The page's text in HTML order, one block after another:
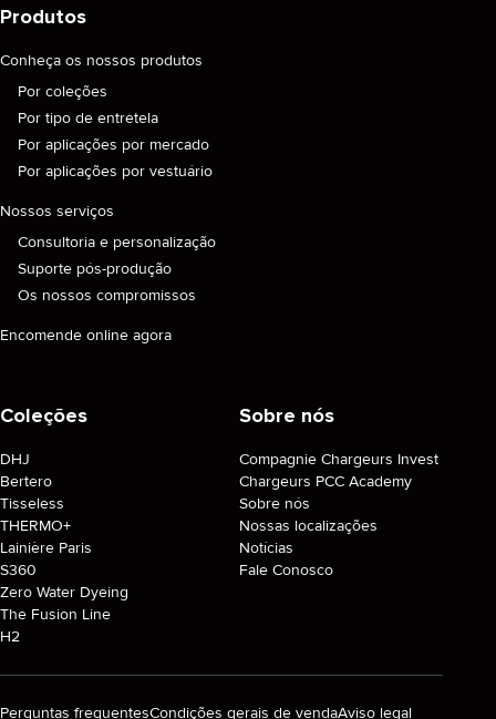
Produtos
Conheça os nossos produtos
Por coleções
Por tipo de entretela
Por aplicações por mercado
Por aplicações por vestuário
Nossos serviços
Consultoria e personalização
Suporte pós-produção
Os nossos compromissos
Encomende online agora
Coleções
DHJ
Bertero
Tisseless
THERMO+
Lainière Paris
S360
Zero Water Dyeing
The Fusion Line
H2
Sobre nós
Compagnie Chargeurs Invest
Chargeurs PCC Academy
Sobre nós
Nossas localizações
Notícias
Fale Conosco
Perguntas frequentesCondições gerais de vendaAviso legal